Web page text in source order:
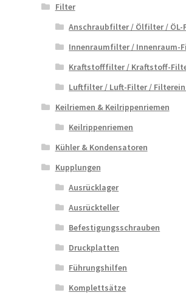
Filter
Anschraubfilter / Ölfilter / ÖL-
Innenraumfilter / Innenraum-
Kraftstofffilter / Kraftstoff-
Luftfilter / Luft-Filter /
Keilriemen & Keilrippenriemen
Keilrippenriemen
Kühler & Kondensatoren
Kupplungen
Ausrücklager
Ausrückteller
Befestigungsschrauben
Druckplatten
Führungshilfen
Komplettsätze